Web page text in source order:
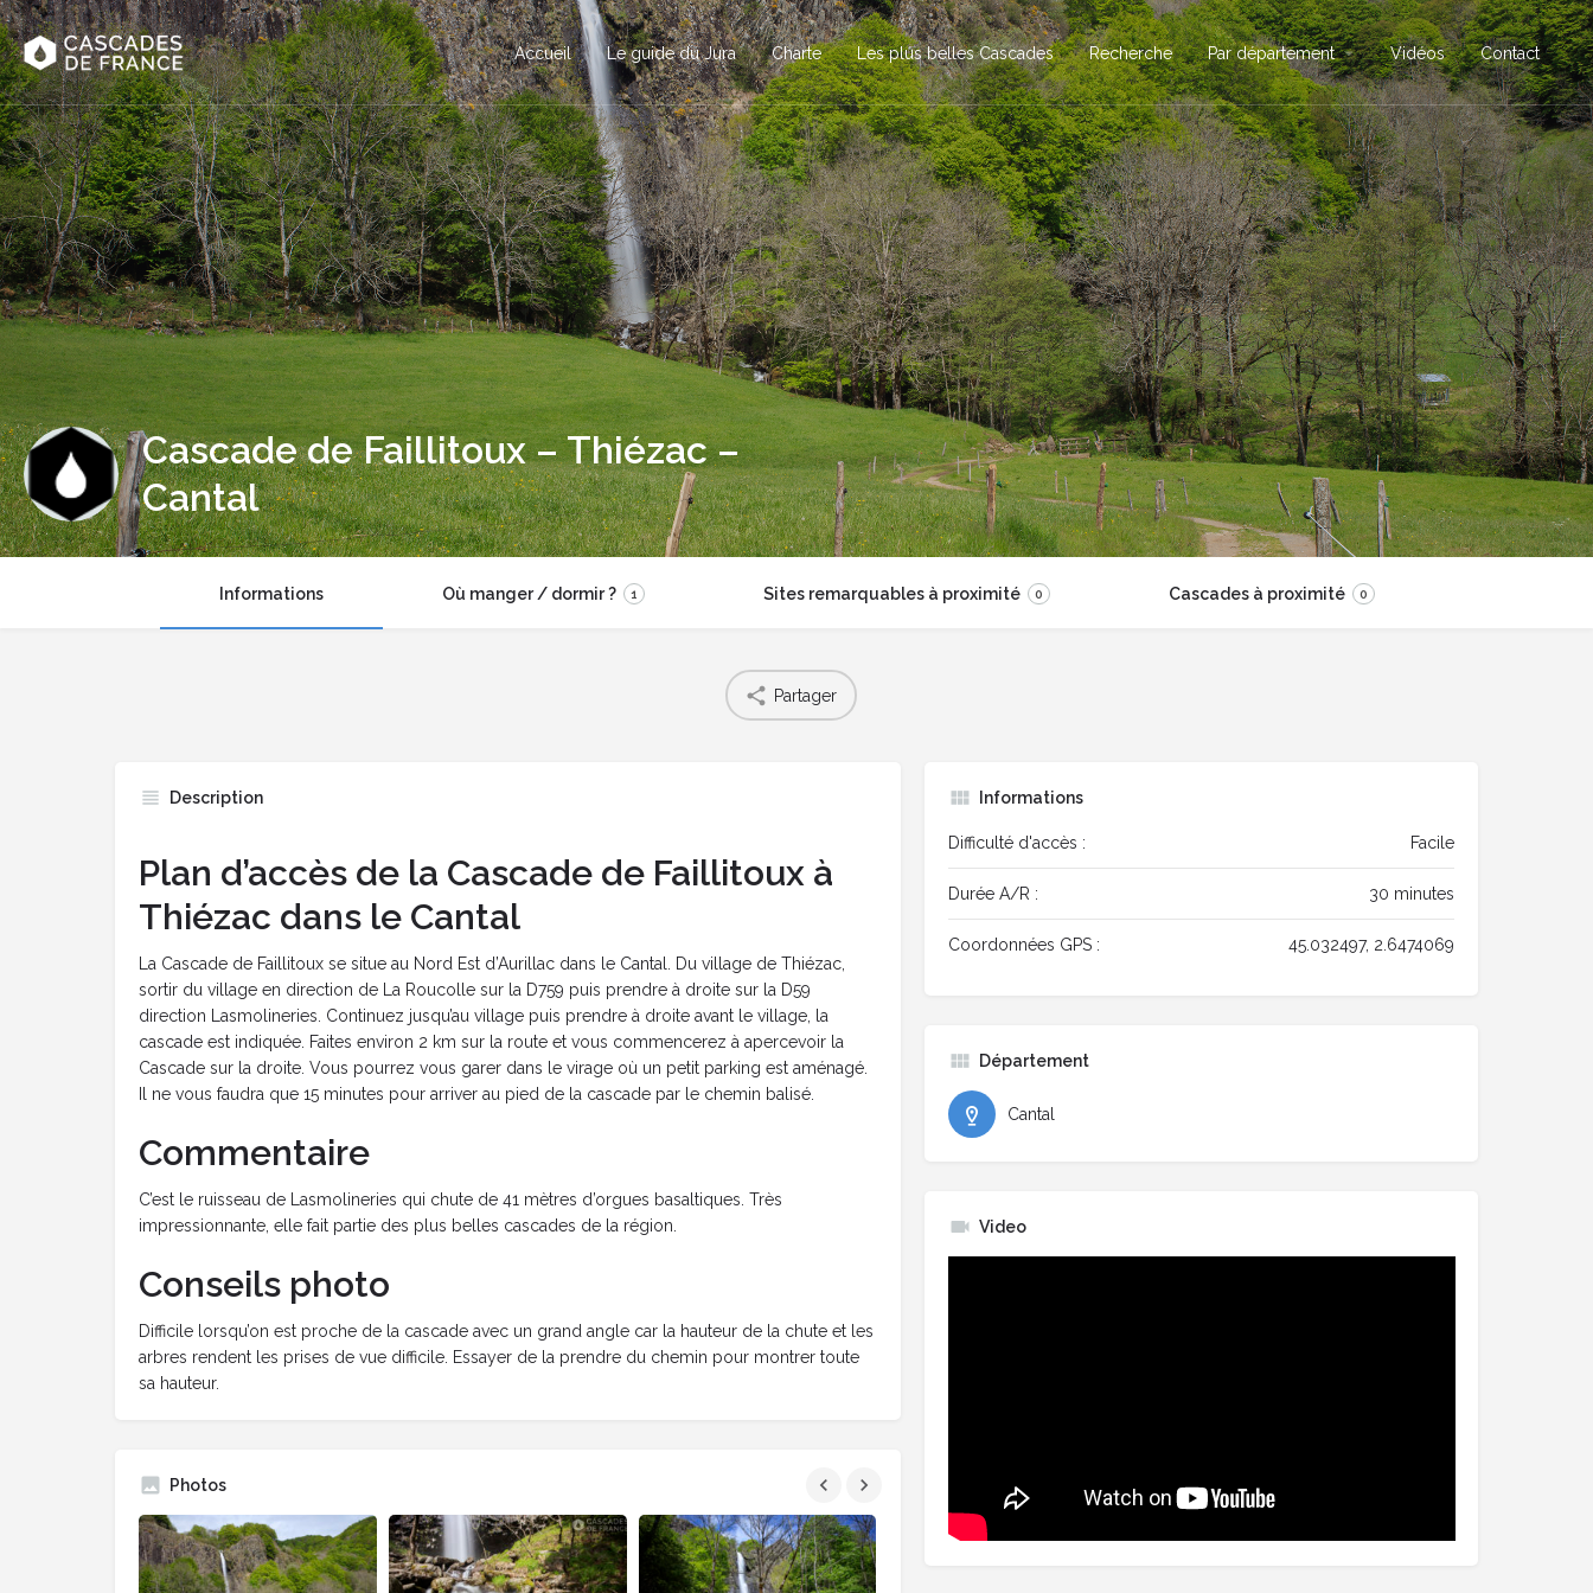
Accueil Le guide du Jura Charte Les plus belles Cascades Recherche Par département Vidéos Contact
Cascade de Faillitoux – Thiézac –
Cantal
Informations Où manger / dormir ? 1 Sites remarquables à proximité 0 Cascades à proximité 0
Partager
Description
Plan d’accès de la Cascade de Faillitoux à
Thiézac dans le Cantal
La Cascade de Faillitoux se situe au Nord Est d’Aurillac dans le Cantal. Du village de Thiézac,
sortir du village en direction de La Roucolle sur la D759 puis prendre à droite sur la D59
direction Lasmolineries. Continuez jusqu’au village puis prendre à droite avant le village, la
cascade est indiquée. Faites environ 2 km sur la route et vous commencerez à apercevoir la
Cascade sur la droite. Vous pourrez vous garer dans le virage où un petit parking est aménagé.
Il ne vous faudra que 15 minutes pour arriver au pied de la cascade par le chemin balisé.
Commentaire
C’est le ruisseau de Lasmolineries qui chute de 41 mètres d’orgues basaltiques. Très
impressionnante, elle fait partie des plus belles cascades de la région.
Conseils photo
Difficile lorsqu’on est proche de la cascade avec un grand angle car la hauteur de la chute et les
arbres rendent les prises de vue difficile. Essayer de la prendre du chemin pour montrer toute
sa hauteur.
Photos
Informations
Difficulté d'accès : Facile
Durée A/R : 30 minutes
Coordonnées GPS : 45.032497, 2.6474069
Département
Cantal
Video